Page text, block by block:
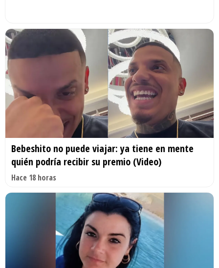
Bebeshito no puede viajar: ya tiene en mente
quién podría recibir su premio (Video)
Hace 18 horas